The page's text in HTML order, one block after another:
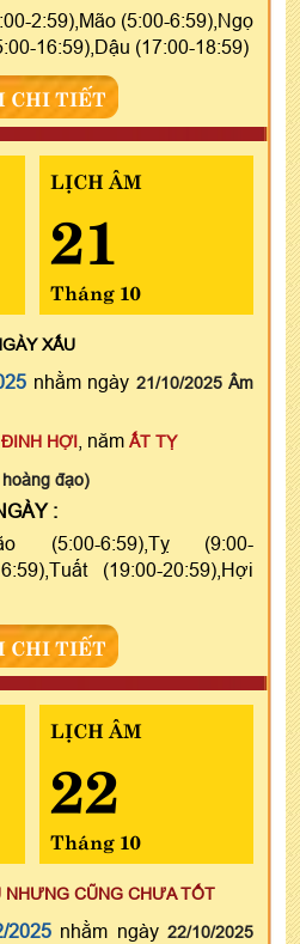
2:59),Mão (5:00-6:59),Ngọ
16:59),Dậu (17:00-18:59)
CHI TIẾT
LỊCH ÂM
21
Tháng 10
XẤU
nhằm ngày 21/10/2025 Âm
ĐINH HỢI , năm ẤT TỴ
đạo)
:
(5:00-6:59),Tỵ (9:00-
(19:00-20:59),Hợi
CHI TIẾT
LỊCH ÂM
22
Tháng 10
NHƯNG CŨNG CHƯA TỐT
2025nhằm ngày 22/10/2025